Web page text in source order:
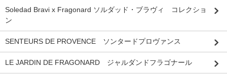
Soledad Bravi x Fragonard ソルダッド・ブラヴィ コレクショ
ン
SENTEURS DE PROVENCE ソンタードプロヴァンス
LE JARDIN DE FRAGONARD ジャルダンドフラゴナール